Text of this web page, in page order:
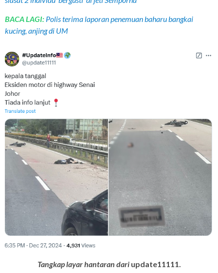
BACA LAGI: Polis terima laporan penemuan baharu bangkai
kucing, anjing di UM
Tangkap layar hantaran dari update11111.